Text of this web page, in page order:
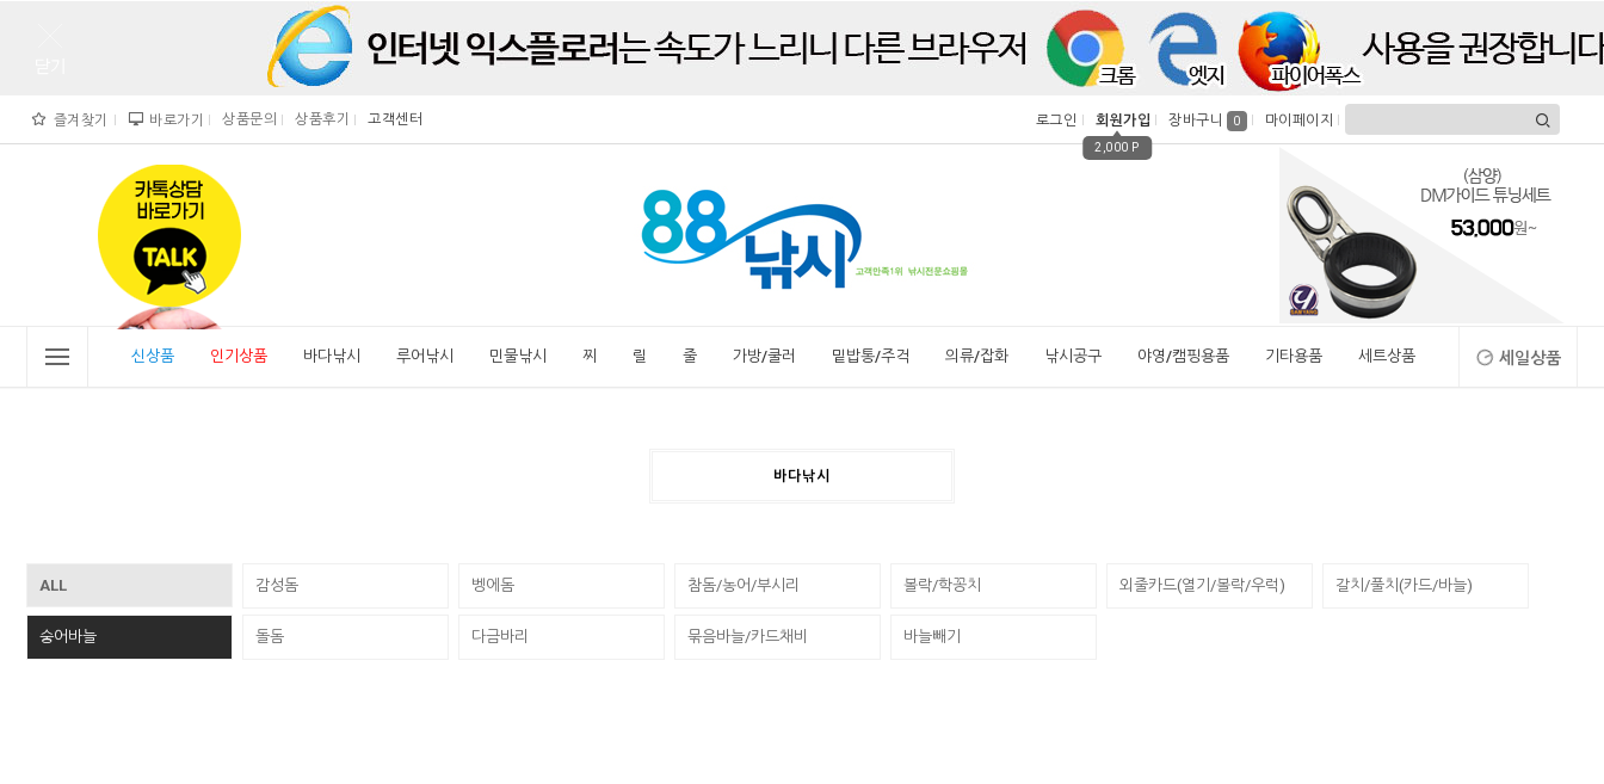
즐겨찾기 바로가기 상품문의 상품후기 고객센터 로그인 회원가입
2,000 P
장바구니 0 마이페이지
">
" alt="비린내">
신상품 인기상품 바다낚시 루어낚시 민물낚시 찌 릴 줄 가방/쿨러 밑밥통/주걱 의류/잡화 낚시공구 야영/캠핑용품 기타용품 세트상품 세일상품
바다낚시
ALL 감성돔 벵에돔 참돔/농어/부시리 볼락/학꽁치 외줄카드(열기/볼락/우럭) 갈치/풀치(카드/바늘)
숭어바늘 돌돔 다금바리 묶음바늘/카드채비 바늘빼기